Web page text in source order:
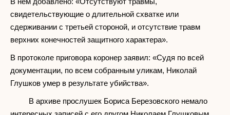
свидетельствующие о длительной схватке или
сдерживании с третьей стороной, и отсутствие травм
верхних конечностей защитного характера».
В протоколе приговора коронер заявил: «Судя по всей
документации, по всем собранным уликам, Николай
Глушков умер в результате убийства».
В архиве прослушек Бориса Березовского немало